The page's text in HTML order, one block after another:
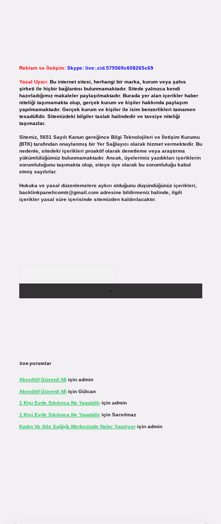
Reklam ve İletişim: Skype: live:.cid.575569c608265c69
Yasal Uyarı: Bu internet sitesi, herhangi bir marka, kurum veya şahıs
şirketi ile hiçbir bağlantısı bulunmamaktadır. Sitede yalnızca kendi
hazırladığımız makaleler paylaşılmaktadır. Burada yer alan içerikler haber
niteliği taşımamakta olup, gerçek kurum ve kişiler hakkında paylaşım
yapılmamaktadır. Gerçek kurum ve kişiler ile isim benzerlikleri tamamen
tesadüfidir. Sitemizdeki bilgiler taslak halindedir ve tavsiye niteliği
taşımazlar.
Sitemiz, 5651 Sayılı Kanun gereğince Bilgi Teknolojileri ve İletişim Kurumu
(BTK) tarafından onaylanmış bir Yer Sağlayıcı olarak hizmet vermektedir. Bu
nedenle, sitedeki içerikleri proaktif olarak denetleme veya araştırma
yükümlülüğümüz bulunmamaktadır. Ancak, üyelerimiz yazdıkları içeriklerin
sorumluluğunu taşımakta olup, siteye üye olarak bu sorumluluğu kabul
etmiş sayılırlar.
Hukuka ve yasal düzenlemelere aykırı olduğunu düşündüğünüz içerikleri,
backlinkpanelicomtr@gmail.comadresine bildirmeniz halinde, ilgili
içerikler yasal süre içerisinde sitemizden kaldırılacaktır.
Son yorumlar
Akreditif Güvenli Mi için admin
Akreditif Güvenli Mi için Gülcan
1 Kişi Evde Sıkılınca Ne Yapabiliriçin admin
1 Kişi Evde Sıkılınca Ne Yapabiliriçin Sarsılmaz
Kadın Ve Aile Sağlığı Merkezinde Neler Yapılıyoriçin admin